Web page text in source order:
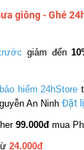
giông - Ghé
giảm đến
hiểm 24hStore
An Ninh Đặt
99.000đ mua
24.000đ